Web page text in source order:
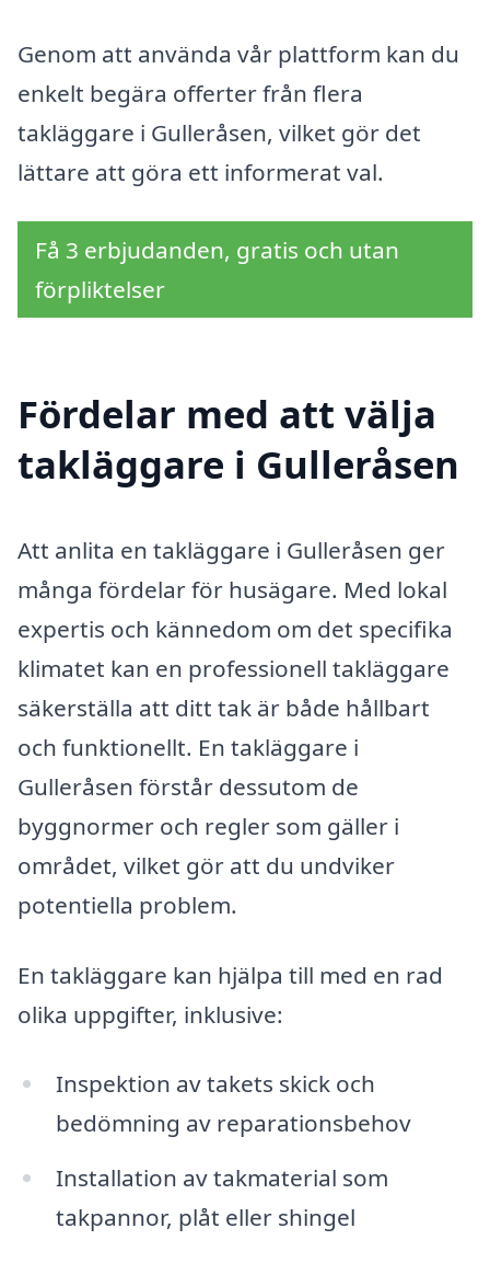
Genom att använda vår plattform kan du
enkelt begära offerter från flera
takläggare i Gulleråsen, vilket gör det
lättare att göra ett informerat val.
Få 3 erbjudanden, gratis och utan
förpliktelser
Fördelar med att välja
takläggare i Gulleråsen
Att anlita en takläggare i Gulleråsen ger
många fördelar för husägare. Med lokal
expertis och kännedom om det specifika
klimatet kan en professionell takläggare
säkerställa att ditt tak är både hållbart
och funktionellt. En takläggare i
Gulleråsen förstår dessutom de
byggnormer och regler som gäller i
området, vilket gör att du undviker
potentiella problem.
En takläggare kan hjälpa till med en rad
olika uppgifter, inklusive:
Inspektion av takets skick och
bedömning av reparationsbehov
Installation av takmaterial som
takpannor, plåt eller shingel